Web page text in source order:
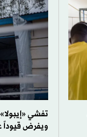
تفشي
ويفرض قيوداً